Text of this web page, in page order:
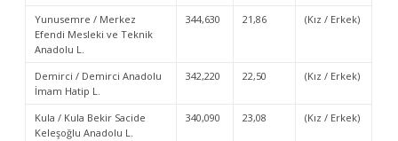
Yunusemre / Merkez
Efendi Mesleki ve Teknik
Anadolu L.
344,630 21,86 (Kız / Erkek)
Demirci / Demirci Anadolu
İmam Hatip L.
342,220 22,50 (Kız / Erkek)
Kula / Kula Bekir Sacide
Keleşoğlu Anadolu L.
340,090 23,08 (Kız / Erkek)